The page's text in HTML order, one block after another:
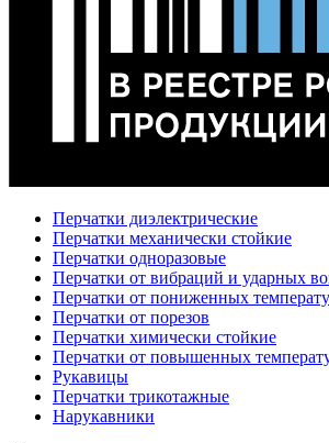
Перчатки диэлектрические
Перчатки механически стойкие
Перчатки одноразовые
Перчатки от вибраций и ударных
Перчатки от пониженных
Перчатки от порезов
Перчатки химически стойкие
Перчатки от повышенных
Рукавицы
Перчатки трикотажные
Нарукавники